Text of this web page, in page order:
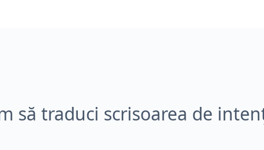
să traduci scrisoarea de